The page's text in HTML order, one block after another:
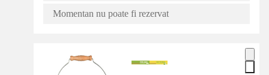
Momentan nu poate fi rezervat